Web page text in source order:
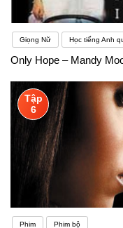
Giọng Nữ Học tiếng Anh
Only Hope – Mandy
Tập
6
Phim Phim bộ